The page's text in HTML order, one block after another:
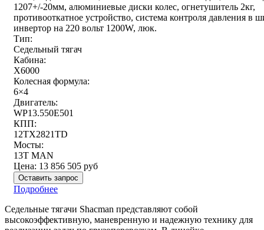
1207+/-20мм, алюминиевые диски колес, огнетушитель 2кг,
противооткатное устройство, система контроля давления в
инвертор на 220 вольт 1200W, люк.
Тип:
Седельный тягач
Кабина:
X6000
Колесная формула:
6×4
Двигатель:
WP13.550E501
КПП:
12TX2821TD
Мосты:
13T MAN
Цена: 13 856 505 руб
Оставить запрос
Подробнее
Седельные тягачи Shacman представляют собой
высокоэффективную, маневренную и надежную технику для